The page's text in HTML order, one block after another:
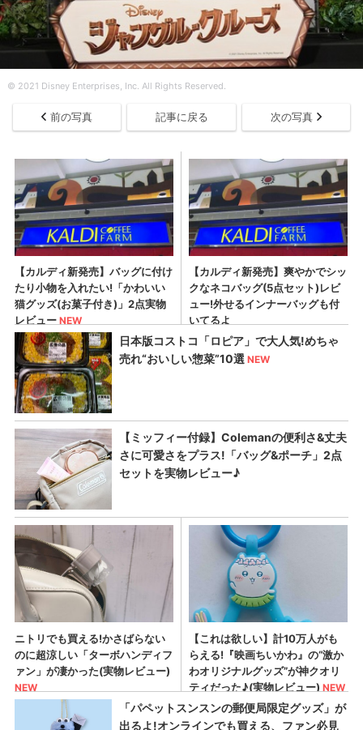
© 2021 Disney Enterprises, Inc. All Rights Reserved.
前の写真 記事に戻る 次の写真